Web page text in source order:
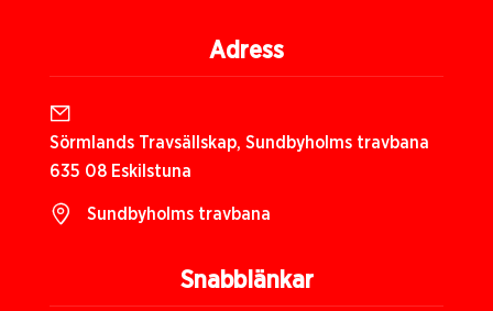
Snabblänkar
Adress
Sörmlands Travsällskap, Sundbyholms travbana
635 08 Eskilstuna
Sundbyholms travbana